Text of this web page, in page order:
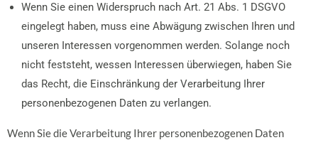
Wenn Sie einen Widerspruch nach Art. 21 Abs. 1 DSGVO
eingelegt haben, muss eine Abwägung zwischen Ihren und
unseren Interessen vorgenommen werden. Solange noch
nicht feststeht, wessen Interessen überwiegen, haben Sie
das Recht, die Einschränkung der Verarbeitung Ihrer
personenbezogenen Daten zu verlangen.
Wenn Sie die Verarbeitung Ihrer personenbezogenen Daten